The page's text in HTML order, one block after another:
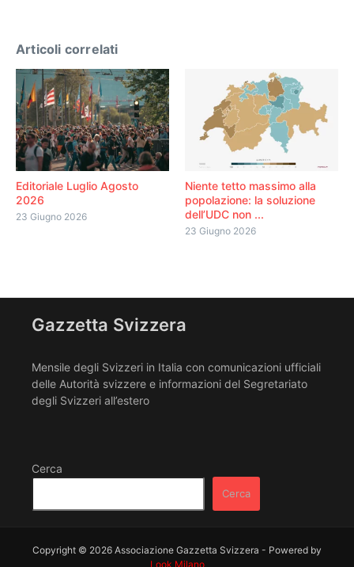
Articoli correlati
Editoriale Luglio Agosto
2026
23 Giugno 2026
Niente tetto massimo alla
popolazione: la soluzione
dell’UDC non ...
23 Giugno 2026
Gazzetta Svizzera
Mensile degli Svizzeri in Italia con comunicazioni ufficiali
delle Autorità svizzere e informazioni del Segretariato
degli Svizzeri all’estero
Cerca
Cerca
Copyright © 2026 Associazione Gazzetta Svizzera - Powered by
Look Milano